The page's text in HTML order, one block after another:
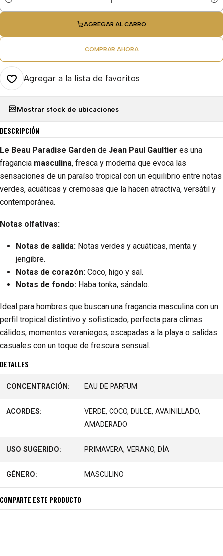
Cantidad
AGREGAR AL CARRO
COMPRAR AHORA
Agregar a la lista de favoritos
Mostrar stock de ubicaciones
DESCRIPCIÓN
Le Beau Paradise Garden de Jean Paul Gaultier es una
fragancia masculina, fresca y moderna que evoca las
sensaciones de un paraíso tropical con un equilibrio entre notas
verdes, acuáticas y cremosas que la hacen atractiva, versátil y
contemporánea.
Notas olfativas:
Notas de salida: Notas verdes y acuáticas, menta y
jengibre.
Notas de corazón: Coco, higo y sal.
Notas de fondo: Haba tonka, sándalo.
Ideal para hombres que buscan una fragancia masculina con un
perfil tropical distintivo y sofisticado; perfecta para climas
cálidos, momentos veraniegos, escapadas a la playa o salidas
casuales con un toque de frescura sensual.
DETALLES
CONCENTRACIÓN: EAU DE PARFUM
ACORDES:
VERDE, COCO, DULCE, AVAINILLADO,
AMADERADO
USO SUGERIDO: PRIMAVERA, VERANO, DÍA
GÉNERO: MASCULINO
COMPARTE ESTE PRODUCTO